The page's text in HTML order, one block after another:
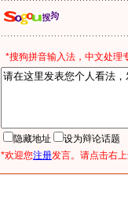
*搜狗拼音输入法，中文处理
隐藏地址
设为辩论话题
*欢迎您注册发言。请点击右上